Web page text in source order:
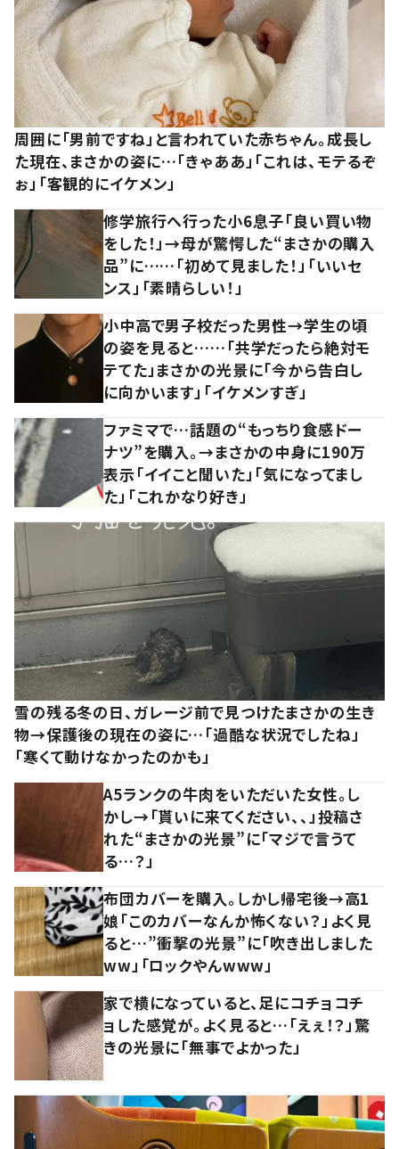
周囲に「男前ですね」と言われていた赤ちゃん。成長し
た現在、まさかの姿に…「きゃああ」「これは、モテるぞ
ぉ」「客観的にイケメン」
修学旅行へ行った小6息子「良い買い物
をした！」→母が驚愕した“まさかの購入
品”に……「初めて見ました！」「いいセ
ンス」「素晴らしい！」
小中高で男子校だった男性→学生の頃
の姿を見ると……「共学だったら絶対モ
テてた」まさかの光景に「今から告白し
に向かいます」「イケメンすぎ」
ファミマで…話題の“もっちり食感ドー
ナツ”を購入。→まさかの中身に190万
表示「イイこと聞いた」「気になってまし
た」「これかなり好き」
雪の残る冬の日、ガレージ前で見つけたまさかの生き
物→保護後の現在の姿に…「過酷な状況でしたね」
「寒くて動けなかったのかも」
A5ランクの牛肉をいただいた女性。し
かし→「貰いに来てください、、」投稿さ
れた“まさかの光景”に「マジで言うて
る…？」
布団カバーを購入。しかし帰宅後→高1
娘「このカバーなんか怖くない？」よく見
ると…”衝撃の光景”に「吹き出しました
ww」「ロックやんwww」
家で横になっていると、足にコチョコチ
ョした感覚が。よく見ると…「えぇ！？」驚
きの光景に「無事でよかった」